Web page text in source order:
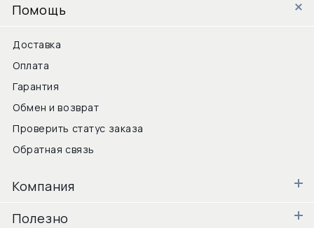
Помощь
Доставка
Оплата
Гарантия
Обмен и возврат
Проверить статус заказа
Обратная связь
Компания
Полезно